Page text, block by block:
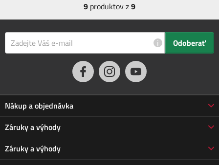
9 produktov z9
i Odoberať
Nákup a objednávka
Obchodné podmienky
Doprava a platba
Predĺžená záruka
Záruky a výhody
Reklamácia
Vrátenie tovaru
Záruky a výhody